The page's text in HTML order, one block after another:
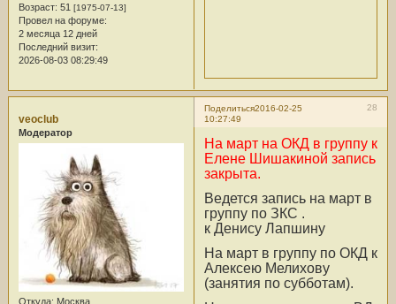
Возраст: 51 [1975-07-13]
Провел на форуме:
2 месяца 12 дней
Последний визит:
2026-08-03 08:29:49
Поделиться 28
2016-02-25
10:27:49
veoclub
Модератор
Откуда: Москва
На март на ОКД в группу к
Елене Шишакиной запись
закрыта.
Ведется запись на март в
группу по ЗКС .
к Денису Лапшину
На март в группу по ОКД к
Алексею Мелихову
(занятия по субботам).